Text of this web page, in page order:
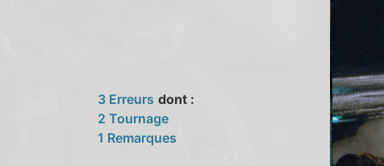
3 Erreurs dont :
2 Tournage
1 Remarques